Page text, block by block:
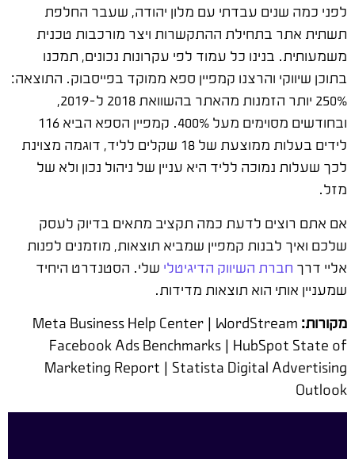
לפני כמה שנים עבדתי עם מלון יהודה, שעבר החלפת
תשתית אתר בתחילת ההתקשרות ויצר מורכבות טכנית
משמעותית. בנינו כל עמוד לפי עקרונות נכונים, תמכנו
בתוכן שיווקי והרצנו קמפיין ספא ממוקד בפייסבוק. התוצאה:
250% יותר הזמנות מהאתר בהשוואת 2018 ל-2019,
ובחודשים מסוימים מעל 400%. קמפיין הספא הביא 116
לידים בעלות ממוצעת של 18 שקלים לליד, דוגמה מצוינת
לכך שעלות נמוכה לליד היא עניין של ניהול נכון ולא של
מזל.
אם אתם רוצים לדעת כמה תקציב מתאים בדיוק לעסק
שלכם ואיך לבנות קמפיין שמביא תוצאות, מוזמנים לפנות
אליי דרך חברת השיווק הדיגיטלי שלי. הסטנדרט היחיד
שמעניין אותי הוא תוצאות מדידות.
מקורות: Meta Business Help Center | WordStream
Facebook Ads Benchmarks | HubSpot State of
Marketing Report | Statista Digital Advertising
Outlook